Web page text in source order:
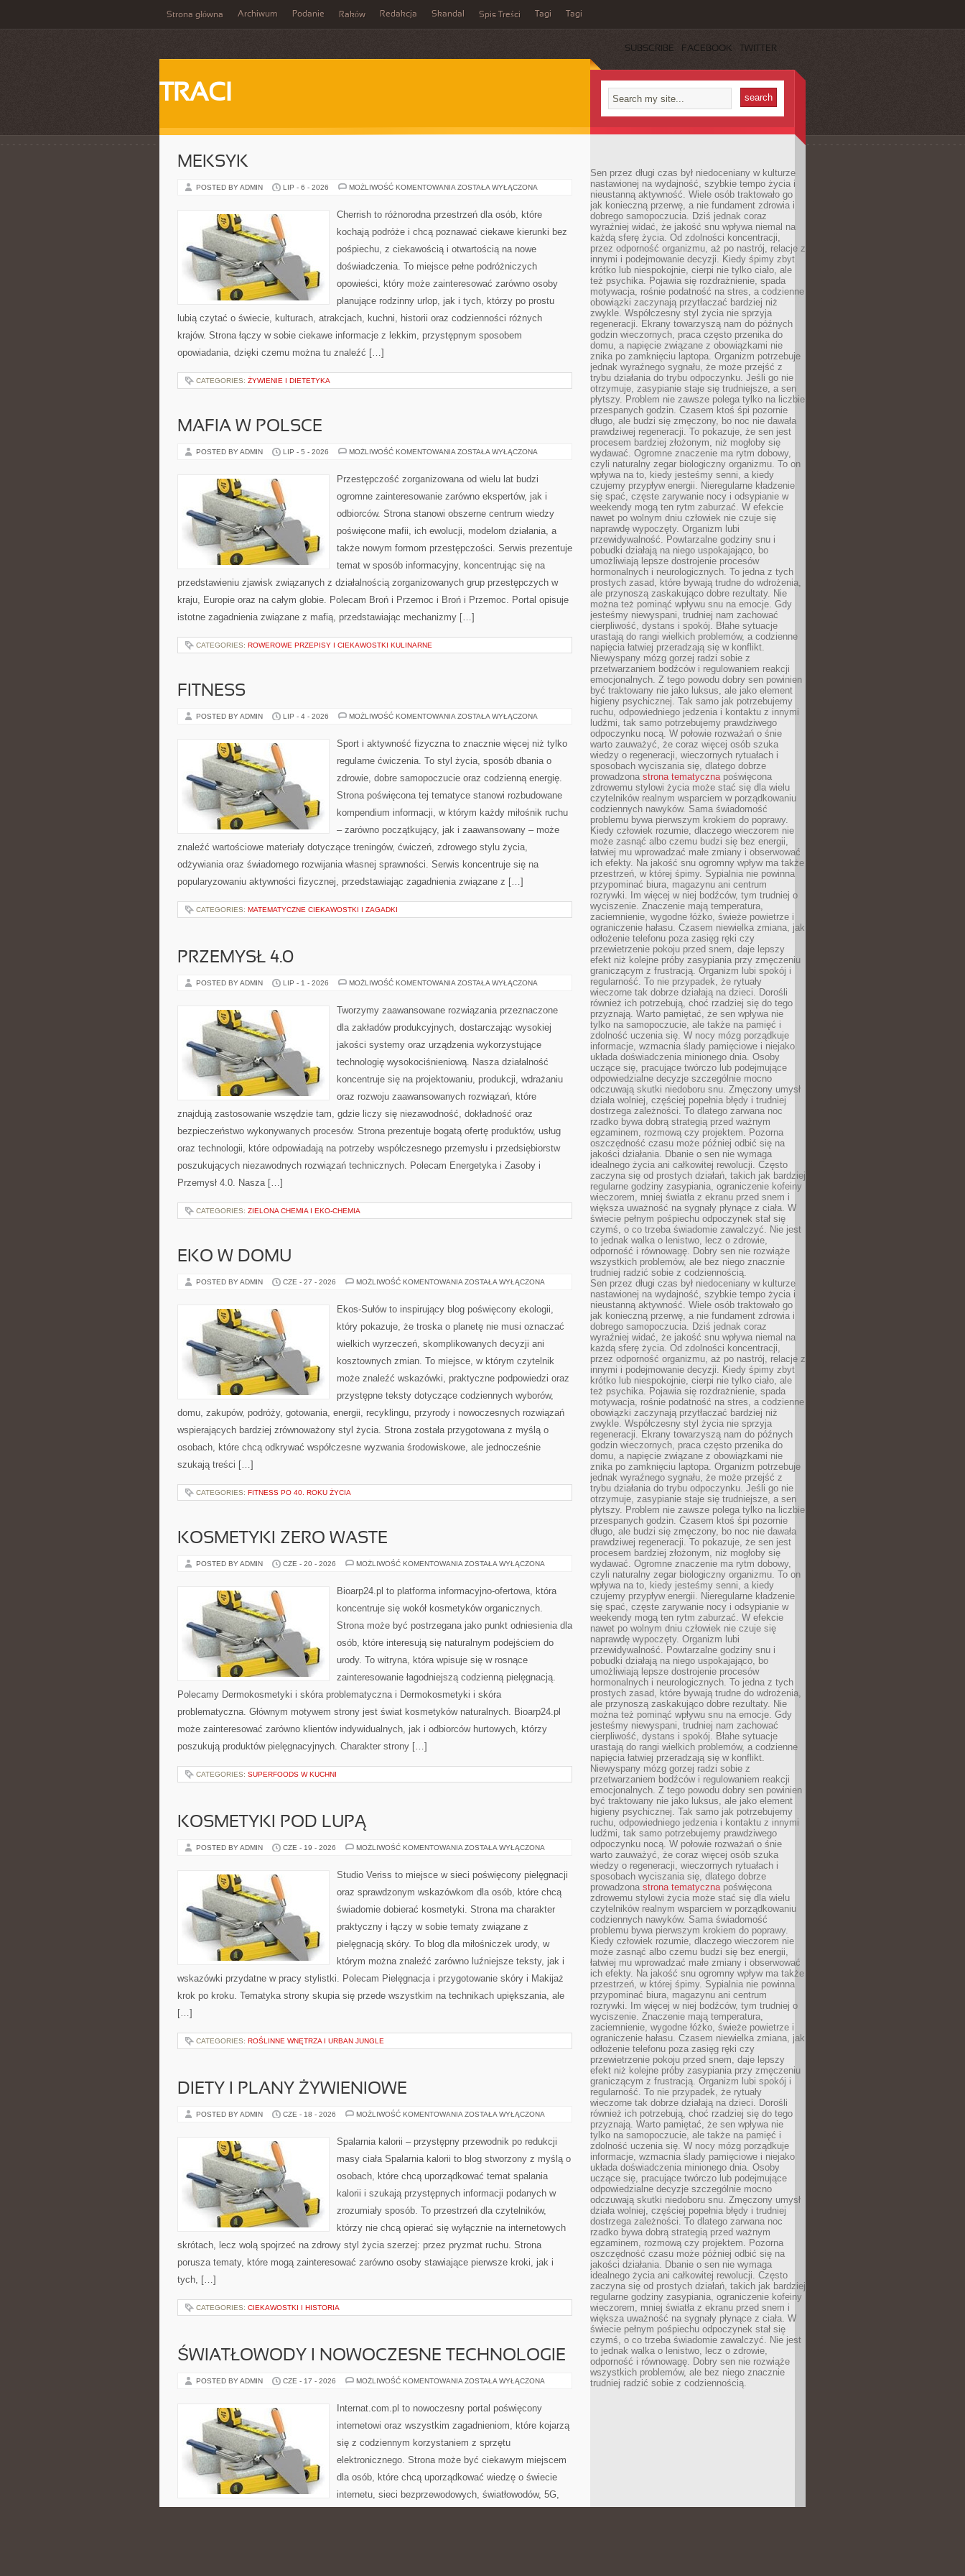
Strona główna Archiwum Podanie Raków Redakcja Skandal Spis Treści Tagi Tagi
SUBSCRIBE FACEBOOK TWITTER
TRACI
MEKSYK
POSTED BY ADMIN LIP - 6 - 2026 MOŻLIWOŚĆ KOMENTOWANIA MEKSYK
ZOSTAŁA WYŁĄCZONA
Cherrish to różnorodna przestrzeń dla osób, które
kochają podróże i chcą poznawać ciekawe kierunki bez
pośpiechu, z ciekawością i otwartością na nowe
doświadczenia. To miejsce pełne podróżniczych
opowieści, który może zainteresować zarówno osoby
planujące rodzinny urlop, jak i tych, którzy po prostu
lubią czytać o świecie, kulturach, atrakcjach, kuchni, historii oraz codzienności różnych
krajów. Strona łączy w sobie ciekawe informacje z lekkim, przystępnym sposobem
opowiadania, dzięki czemu można tu znaleźć […]
CATEGORIES: ŻYWIENIE I DIETETYKA
MAFIA W POLSCE
POSTED BY ADMIN LIP - 5 - 2026 MOŻLIWOŚĆ KOMENTOWANIA MAFIA
ZOSTAŁA WYŁĄCZONA
Przestępczość zorganizowana od wielu lat budzi
ogromne zainteresowanie zarówno ekspertów, jak i
odbiorców. Strona stanowi obszerne centrum wiedzy
poświęcone mafii, ich ewolucji, modelom działania, a
także nowym formom przestępczości. Serwis prezentuje
temat w sposób informacyjny, koncentrując się na
przedstawieniu zjawisk związanych z działalnością zorganizowanych grup przestępczych w
kraju, Europie oraz na całym globie. Polecam Broń i Przemoc i Broń i Przemoc. Portal opisuje
istotne zagadnienia związane z mafią, przedstawiając mechanizmy […]
CATEGORIES: ROWEROWE PRZEPISY I CIEKAWOSTKI KULINARNE
FITNESS
POSTED BY ADMIN LIP - 4 - 2026 MOŻLIWOŚĆ KOMENTOWANIA FITNESS
ZOSTAŁA WYŁĄCZONA
Sport i aktywność fizyczna to znacznie więcej niż tylko
regularne ćwiczenia. To styl życia, sposób dbania o
zdrowie, dobre samopoczucie oraz codzienną energię.
Strona poświęcona tej tematyce stanowi rozbudowane
kompendium informacji, w którym każdy miłośnik ruchu
– zarówno początkujący, jak i zaawansowany – może
znaleźć wartościowe materiały dotyczące treningów, ćwiczeń, zdrowego stylu życia,
odżywiania oraz świadomego rozwijania własnej sprawności. Serwis koncentruje się na
popularyzowaniu aktywności fizycznej, przedstawiając zagadnienia związane z […]
CATEGORIES: MATEMATYCZNE CIEKAWOSTKI I ZAGADKI
PRZEMYSŁ 4.0
POSTED BY ADMIN LIP - 1 - 2026 MOŻLIWOŚĆ KOMENTOWANIA PRZEMYSŁ
ZOSTAŁA WYŁĄCZONA
Tworzymy zaawansowane rozwiązania przeznaczone
dla zakładów produkcyjnych, dostarczając wysokiej
jakości systemy oraz urządzenia wykorzystujące
technologię wysokociśnieniową. Nasza działalność
koncentruje się na projektowaniu, produkcji, wdrażaniu
oraz rozwoju zaawansowanych rozwiązań, które
znajdują zastosowanie wszędzie tam, gdzie liczy się niezawodność, dokładność oraz
bezpieczeństwo wykonywanych procesów. Strona prezentuje bogatą ofertę produktów, usług
oraz technologii, które odpowiadają na potrzeby współczesnego przemysłu i przedsiębiorstw
poszukujących niezawodnych rozwiązań technicznych. Polecam Energetyka i Zasoby i
Przemysł 4.0. Nasza […]
CATEGORIES: ZIELONA CHEMIA I EKO-CHEMIA
EKO W DOMU
POSTED BY ADMIN CZE - 27 - 2026 MOŻLIWOŚĆ KOMENTOWANIA EKO
ZOSTAŁA WYŁĄCZONA
Ekos-Sułów to inspirujący blog poświęcony ekologii,
który pokazuje, że troska o planetę nie musi oznaczać
wielkich wyrzeczeń, skomplikowanych decyzji ani
kosztownych zmian. To miejsce, w którym czytelnik
może znaleźć wskazówki, praktyczne podpowiedzi oraz
przystępne teksty dotyczące codziennych wyborów,
domu, zakupów, podróży, gotowania, energii, recyklingu, przyrody i nowoczesnych rozwiązań
wspierających bardziej zrównoważony styl życia. Strona została przygotowana z myślą o
osobach, które chcą odkrywać współczesne wyzwania środowiskowe, ale jednocześnie
szukają treści […]
CATEGORIES: FITNESS PO 40. ROKU ŻYCIA
KOSMETYKI ZERO WASTE
POSTED BY ADMIN CZE - 20 - 2026 MOŻLIWOŚĆ KOMENTOWANIA KOSMETYKI
ZOSTAŁA WYŁĄCZONA
Bioarp24.pl to platforma informacyjno-ofertowa, która
koncentruje się wokół kosmetyków organicznych.
Strona może być postrzegana jako punkt odniesienia dla
osób, które interesują się naturalnym podejściem do
urody. To witryna, która wpisuje się w rosnące
zainteresowanie łagodniejszą codzienną pielęgnacją.
Polecamy Dermokosmetyki i skóra problematyczna i Dermokosmetyki i skóra
problematyczna. Głównym motywem strony jest świat kosmetyków naturalnych. Bioarp24.pl
może zainteresować zarówno klientów indywidualnych, jak i odbiorców hurtowych, którzy
poszukują produktów pielęgnacyjnych. Charakter strony […]
CATEGORIES: SUPERFOODS W KUCHNI
KOSMETYKI POD LUPĄ
POSTED BY ADMIN CZE - 19 - 2026 MOŻLIWOŚĆ KOMENTOWANIA KOSMETYKI
ZOSTAŁA WYŁĄCZONA
Studio Veriss to miejsce w sieci poświęcony pielęgnacji
oraz sprawdzonym wskazówkom dla osób, które chcą
świadomie dobierać kosmetyki. Strona ma charakter
praktyczny i łączy w sobie tematy związane z
pielęgnacją skóry. To blog dla miłośniczek urody, w
którym można znaleźć zarówno luźniejsze teksty, jak i
wskazówki przydatne w pracy stylistki. Polecam Pielęgnacja i przygotowanie skóry i Makijaż
krok po kroku. Tematyka strony skupia się przede wszystkim na technikach upiększania, ale
[…]
CATEGORIES: ROŚLINNE WNĘTRZA I URBAN JUNGLE
DIETY I PLANY ŻYWIENIOWE
POSTED BY ADMIN CZE - 18 - 2026 MOŻLIWOŚĆ KOMENTOWANIA DIETY
ŻYWIENIOWE
ZOSTAŁA WYŁĄCZONA
Spalarnia kalorii – przystępny przewodnik po redukcji
masy ciała Spalarnia kalorii to blog stworzony z myślą o
osobach, które chcą uporządkować temat spalania
kalorii i szukają przystępnych informacji podanych w
zrozumiały sposób. To przestrzeń dla czytelników,
którzy nie chcą opierać się wyłącznie na internetowych
skrótach, lecz wolą spojrzeć na zdrowy styl życia szerzej: przez pryzmat ruchu. Strona
porusza tematy, które mogą zainteresować zarówno osoby stawiające pierwsze kroki, jak i
tych, […]
CATEGORIES: CIEKAWOSTKI I HISTORIA
ŚWIATŁOWODY I NOWOCZESNE TECHNOLOGIE
POSTED BY ADMIN CZE - 17 - 2026 MOŻLIWOŚĆ KOMENTOWANIA ŚWIATŁOWODY
TECHNOLOGIE
ZOSTAŁA WYŁĄCZONA
Internat.com.pl to nowoczesny portal poświęcony
internetowi oraz wszystkim zagadnieniom, które kojarzą
się z codziennym korzystaniem z sprzętu
elektronicznego. Strona może być ciekawym miejscem
dla osób, które chcą uporządkować wiedzę o świecie
internetu, sieci bezprzewodowych, światłowodów, 5G,
Sen przez długi czas był niedoceniany w kulturze
nastawionej na wydajność, szybkie tempo życia i
nieustanną aktywność. Wiele osób traktowało go
jak konieczną przerwę, a nie fundament zdrowia i
dobrego samopoczucia. Dziś jednak coraz
wyraźniej widać, że jakość snu wpływa niemal na
każdą sferę życia. Od zdolności koncentracji,
przez odporność organizmu, aż po nastrój, relacje z
innymi i podejmowanie decyzji. Kiedy śpimy zbyt
krótko lub niespokojnie, cierpi nie tylko ciało, ale
też psychika. Pojawia się rozdrażnienie, spada
motywacja, rośnie podatność na stres, a codzienne
obowiązki zaczynają przytłaczać bardziej niż
zwykle. Współczesny styl życia nie sprzyja
regeneracji. Ekrany towarzyszą nam do późnych
godzin wieczornych, praca często przenika do
domu, a napięcie związane z obowiązkami nie
znika po zamknięciu laptopa. Organizm potrzebuje
jednak wyraźnego sygnału, że może przejść z
trybu działania do trybu odpoczynku. Jeśli go nie
otrzymuje, zasypianie staje się trudniejsze, a sen
płytszy. Problem nie zawsze polega tylko na liczbie
przespanych godzin. Czasem ktoś śpi pozornie
długo, ale budzi się zmęczony, bo noc nie dawała
prawdziwej regeneracji. To pokazuje, że sen jest
procesem bardziej złożonym, niż mogłoby się
wydawać. Ogromne znaczenie ma rytm dobowy,
czyli naturalny zegar biologiczny organizmu. To on
wpływa na to, kiedy jesteśmy senni, a kiedy
czujemy przypływ energii. Nieregularne kładzenie
się spać, częste zarywanie nocy i odsypianie w
weekendy mogą ten rytm zaburzać. W efekcie
nawet po wolnym dniu człowiek nie czuje się
naprawdę wypoczęty. Organizm lubi
przewidywalność. Powtarzalne godziny snu i
pobudki działają na niego uspokajająco, bo
umożliwiają lepsze dostrojenie procesów
hormonalnych i neurologicznych. To jedna z tych
prostych zasad, które bywają trudne do wdrożenia,
ale przynoszą zaskakująco dobre rezultaty. Nie
można też pominąć wpływu snu na emocje. Gdy
jesteśmy niewyspani, trudniej nam zachować
cierpliwość, dystans i spokój. Błahe sytuacje
urastają do rangi wielkich problemów, a codzienne
napięcia łatwiej przeradzają się w konflikt.
Niewyspany mózg gorzej radzi sobie z
przetwarzaniem bodźców i regulowaniem reakcji
emocjonalnych. Z tego powodu dobry sen powinien
być traktowany nie jako luksus, ale jako element
higieny psychicznej. Tak samo jak potrzebujemy
ruchu, odpowiedniego jedzenia i kontaktu z innymi
ludźmi, tak samo potrzebujemy prawdziwego
odpoczynku nocą. W połowie rozważań o śnie
warto zauważyć, że coraz więcej osób szuka
wiedzy o regeneracji, wieczornych rytuałach i
sposobach wyciszania się, dlatego dobrze
prowadzona strona tematycznapoświęcona
zdrowemu stylowi życia może stać się dla wielu
czytelników realnym wsparciem w porządkowaniu
codziennych nawyków. Sama świadomość
problemu bywa pierwszym krokiem do poprawy.
Kiedy człowiek rozumie, dlaczego wieczorem nie
może zasnąć albo czemu budzi się bez energii,
łatwiej mu wprowadzać małe zmiany i obserwować
ich efekty. Na jakość snu ogromny wpływ ma także
przestrzeń, w której śpimy. Sypialnia nie powinna
przypominać biura, magazynu ani centrum
rozrywki. Im więcej w niej bodźców, tym trudniej o
wyciszenie. Znaczenie mają temperatura,
zaciemnienie, wygodne łóżko, świeże powietrze i
ograniczenie hałasu. Czasem niewielka zmiana, jak
odłożenie telefonu poza zasięg ręki czy
przewietrzenie pokoju przed snem, daje lepszy
efekt niż kolejne próby zasypiania przy zmęczeniu
graniczącym z frustracją. Organizm lubi spokój i
regularność. To nie przypadek, że rytuały
wieczorne tak dobrze działają na dzieci. Dorośli
również ich potrzebują, choć rzadziej się do tego
przyznają. Warto pamiętać, że sen wpływa nie
tylko na samopoczucie, ale także na pamięć i
zdolność uczenia się. W nocy mózg porządkuje
informacje, wzmacnia ślady pamięciowe i niejako
układa doświadczenia minionego dnia. Osoby
uczące się, pracujące twórczo lub podejmujące
odpowiedzialne decyzje szczególnie mocno
odczuwają skutki niedoboru snu. Zmęczony umysł
działa wolniej, częściej popełnia błędy i trudniej
dostrzega zależności. To dlatego zarwana noc
rzadko bywa dobrą strategią przed ważnym
egzaminem, rozmową czy projektem. Pozorna
oszczędność czasu może później odbić się na
jakości działania. Dbanie o sen nie wymaga
idealnego życia ani całkowitej rewolucji. Często
zaczyna się od prostych działań, takich jak bardziej
regularne godziny zasypiania, ograniczenie kofeiny
wieczorem, mniej światła z ekranu przed snem i
większa uważność na sygnały płynące z ciała. W
świecie pełnym pośpiechu odpoczynek stał się
czymś, o co trzeba świadomie zawalczyć. Nie jest
to jednak walka o lenistwo, lecz o zdrowie,
odporność i równowagę. Dobry sen nie rozwiąże
wszystkich problemów, ale bez niego znacznie
trudniej radzić sobie z codziennością.
Sen przez długi czas był niedoceniany w kulturze
nastawionej na wydajność, szybkie tempo życia i
nieustanną aktywność. Wiele osób traktowało go
jak konieczną przerwę, a nie fundament zdrowia i
dobrego samopoczucia. Dziś jednak coraz
wyraźniej widać, że jakość snu wpływa niemal na
każdą sferę życia. Od zdolności koncentracji,
przez odporność organizmu, aż po nastrój, relacje z
innymi i podejmowanie decyzji. Kiedy śpimy zbyt
krótko lub niespokojnie, cierpi nie tylko ciało, ale
też psychika. Pojawia się rozdrażnienie, spada
motywacja, rośnie podatność na stres, a codzienne
obowiązki zaczynają przytłaczać bardziej niż
zwykle. Współczesny styl życia nie sprzyja
regeneracji. Ekrany towarzyszą nam do późnych
godzin wieczornych, praca często przenika do
domu, a napięcie związane z obowiązkami nie
znika po zamknięciu laptopa. Organizm potrzebuje
jednak wyraźnego sygnału, że może przejść z
trybu działania do trybu odpoczynku. Jeśli go nie
otrzymuje, zasypianie staje się trudniejsze, a sen
płytszy. Problem nie zawsze polega tylko na liczbie
przespanych godzin. Czasem ktoś śpi pozornie
długo, ale budzi się zmęczony, bo noc nie dawała
prawdziwej regeneracji. To pokazuje, że sen jest
procesem bardziej złożonym, niż mogłoby się
wydawać. Ogromne znaczenie ma rytm dobowy,
czyli naturalny zegar biologiczny organizmu. To on
wpływa na to, kiedy jesteśmy senni, a kiedy
czujemy przypływ energii. Nieregularne kładzenie
się spać, częste zarywanie nocy i odsypianie w
weekendy mogą ten rytm zaburzać. W efekcie
nawet po wolnym dniu człowiek nie czuje się
naprawdę wypoczęty. Organizm lubi
przewidywalność. Powtarzalne godziny snu i
pobudki działają na niego uspokajająco, bo
umożliwiają lepsze dostrojenie procesów
hormonalnych i neurologicznych. To jedna z tych
prostych zasad, które bywają trudne do wdrożenia,
ale przynoszą zaskakująco dobre rezultaty. Nie
można też pominąć wpływu snu na emocje. Gdy
jesteśmy niewyspani, trudniej nam zachować
cierpliwość, dystans i spokój. Błahe sytuacje
urastają do rangi wielkich problemów, a codzienne
napięcia łatwiej przeradzają się w konflikt.
Niewyspany mózg gorzej radzi sobie z
przetwarzaniem bodźców i regulowaniem reakcji
emocjonalnych. Z tego powodu dobry sen powinien
być traktowany nie jako luksus, ale jako element
higieny psychicznej. Tak samo jak potrzebujemy
ruchu, odpowiedniego jedzenia i kontaktu z innymi
ludźmi, tak samo potrzebujemy prawdziwego
odpoczynku nocą. W połowie rozważań o śnie
warto zauważyć, że coraz więcej osób szuka
wiedzy o regeneracji, wieczornych rytuałach i
sposobach wyciszania się, dlatego dobrze
prowadzona strona tematycznapoświęcona
zdrowemu stylowi życia może stać się dla wielu
czytelników realnym wsparciem w porządkowaniu
codziennych nawyków. Sama świadomość
problemu bywa pierwszym krokiem do poprawy.
Kiedy człowiek rozumie, dlaczego wieczorem nie
może zasnąć albo czemu budzi się bez energii,
łatwiej mu wprowadzać małe zmiany i obserwować
ich efekty. Na jakość snu ogromny wpływ ma także
przestrzeń, w której śpimy. Sypialnia nie powinna
przypominać biura, magazynu ani centrum
rozrywki. Im więcej w niej bodźców, tym trudniej o
wyciszenie. Znaczenie mają temperatura,
zaciemnienie, wygodne łóżko, świeże powietrze i
ograniczenie hałasu. Czasem niewielka zmiana, jak
odłożenie telefonu poza zasięg ręki czy
przewietrzenie pokoju przed snem, daje lepszy
efekt niż kolejne próby zasypiania przy zmęczeniu
graniczącym z frustracją. Organizm lubi spokój i
regularność. To nie przypadek, że rytuały
wieczorne tak dobrze działają na dzieci. Dorośli
również ich potrzebują, choć rzadziej się do tego
przyznają. Warto pamiętać, że sen wpływa nie
tylko na samopoczucie, ale także na pamięć i
zdolność uczenia się. W nocy mózg porządkuje
informacje, wzmacnia ślady pamięciowe i niejako
układa doświadczenia minionego dnia. Osoby
uczące się, pracujące twórczo lub podejmujące
odpowiedzialne decyzje szczególnie mocno
odczuwają skutki niedoboru snu. Zmęczony umysł
działa wolniej, częściej popełnia błędy i trudniej
dostrzega zależności. To dlatego zarwana noc
rzadko bywa dobrą strategią przed ważnym
egzaminem, rozmową czy projektem. Pozorna
oszczędność czasu może później odbić się na
jakości działania. Dbanie o sen nie wymaga
idealnego życia ani całkowitej rewolucji. Często
zaczyna się od prostych działań, takich jak bardziej
regularne godziny zasypiania, ograniczenie kofeiny
wieczorem, mniej światła z ekranu przed snem i
większa uważność na sygnały płynące z ciała. W
świecie pełnym pośpiechu odpoczynek stał się
czymś, o co trzeba świadomie zawalczyć. Nie jest
to jednak walka o lenistwo, lecz o zdrowie,
odporność i równowagę. Dobry sen nie rozwiąże
wszystkich problemów, ale bez niego znacznie
trudniej radzić sobie z codziennością.